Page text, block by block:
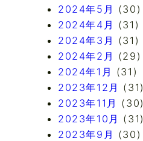
2024年5月 (30)
2024年4月 (31)
2024年3月 (31)
2024年2月 (29)
2024年1月 (31)
2023年12月 (31)
2023年11月 (30)
2023年10月 (31)
2023年9月 (30)